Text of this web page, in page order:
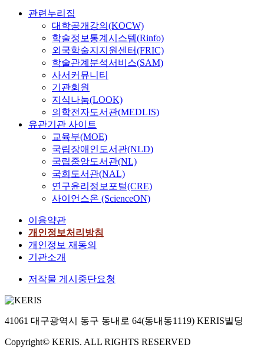
관련누리집
대학공개강의(KOCW)
학술정보통계시스템(Rinfo)
외국학술지지원센터(FRIC)
학술관계분석서비스(SAM)
사서커뮤니티
기관회원
지식나눔(LOOK)
의학전자도서관(MEDLIS)
유관기관 사이트
교육부(MOE)
국립장애인도서관(NLD)
국립중앙도서관(NL)
국회도서관(NAL)
연구윤리정보포털(CRE)
사이언스온 (ScienceON)
이용약관
개인정보처리방침
개인정보 재동의
기관소개
저작물 게시중단요청
41061 대구광역시 동구 동내로 64(동내동1119) KERIS빌딩
Copyright© KERIS. ALL RIGHTS RESERVED